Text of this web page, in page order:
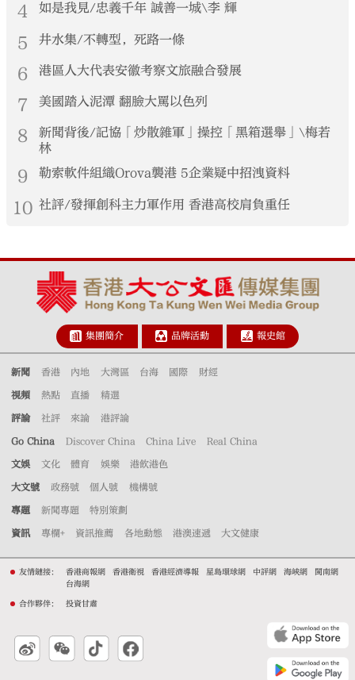
4 如是我見/忠義千年 誠善一城\李 輝
5 井水集/不轉型，死路一條
6 港區人大代表安徽考察文旅融合發展
7 美國踏入泥潭 翻臉大罵以色列
8
新聞背後/記協「炒散雜軍」操控「黑箱選舉」\梅若
林
9 勒索軟件組織Orova襲港 5企業疑中招洩資料
10 社評/發揮創科主力軍作用 香港高校肩負重任
集團簡介 品牌活動 報史館
新聞 香港 內地 大灣區 台海 國際 財經
視頻 熱點 直播 精選
評論 社評 來論 港評論
Go China Discover China China Live Real China
文娛 文化 體育 娛樂 港飲港色
大文號 政務號 個人號 機構號
專題 新聞專題 特別策劃
資訊 專欄+ 資訊推薦 各地動態 港澳速遞 大文健康
友情鏈接： 香港商報網 香港衛視 香港經濟導報 星島環球網 中評網 海峽網
閩南網
台海網
合作夥伴： 投資甘肅